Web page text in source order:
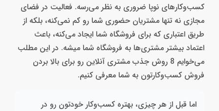
کسب‌وکارهای نوپا ضروری به نظر می‌رسه. فعالیت در فضای
مجازی نه تنها مشتریان حضوری شما رو کم نمی‌کنه، بلکه از
طریق اعتباری که برای فروشگاه شما ایجاد می‌کنه، باعث
اعتماد بیشتر مشتری‌ها به فروشگاه شما میشه. در این مطلب
می‌خوایم 8 روش جذب مشتری آنلاین رو برای بالا بردن
فروش کسب‌وکارتون به شما معرفی کنیم.
اما قبل از هر چیزی، بهتره کسب‌وکار خودتون رو در